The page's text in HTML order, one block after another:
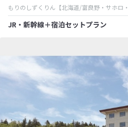
もりのしずくりん 【北海道/富良野・サホロ
JR・新幹線＋宿泊セットプラン